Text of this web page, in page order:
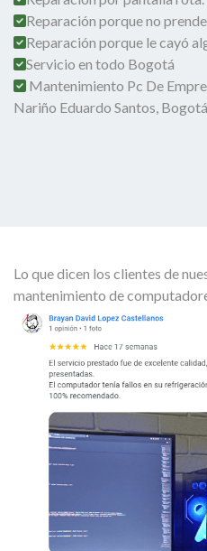
Reparación porque no
Reparación porque le cayó
Servicio en todo Bogotá
Mantenimiento Pc De
Nariño Eduardo Santos, Bogotá
Lo que dicen los clientes de
mantenimiento de